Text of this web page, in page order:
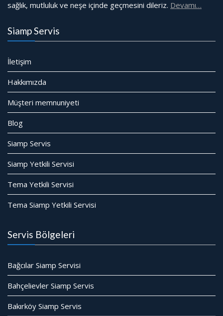
sağlık, mutluluk ve neşe içinde geçmesini dileriz. Devamı…
Siamp Servis
İletişim
Hakkımızda
Müşteri memnuniyeti
Blog
Siamp Servis
Siamp Yetkili Servisi
Tema Yetkili Servisi
Tema Siamp Yetkili Servisi
Servis Bölgeleri
Bağcılar Siamp Servisi
Bahçelievler Siamp Servis
Bakırköy Siamp Servis